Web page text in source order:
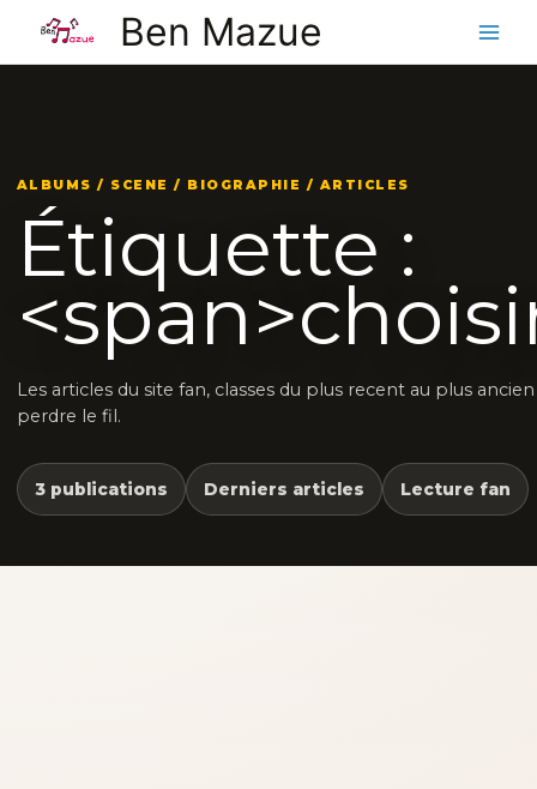
contenu
Ben Mazue
ALBUMS / SCENE / BIOGRAPHIE / ARTICLES
Étiquette :
Les articles du site fan, classes du plus recent au plus
perdre le fil.
3 publications Derniers articles Lecture fan